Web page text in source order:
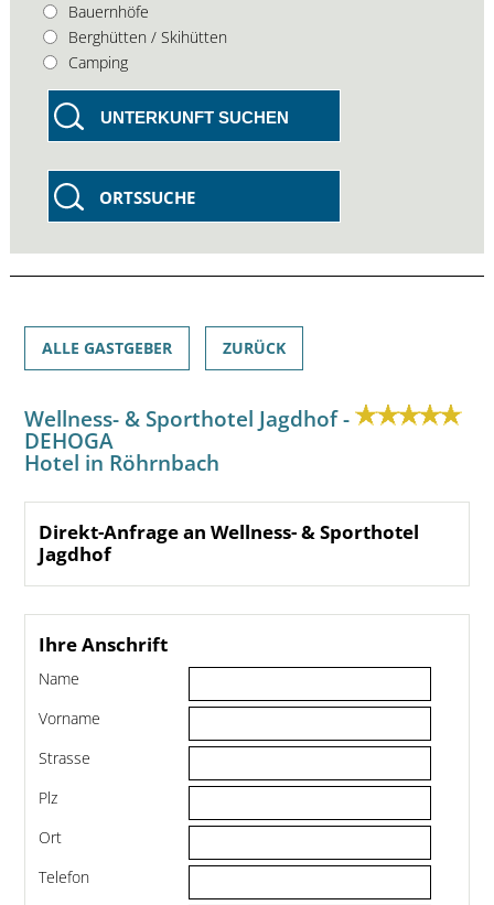
Bauernhöfe
Berghütten / Skihütten
Camping
UNTERKUNFT SUCHEN
ORTSSUCHE
ALLE GASTGEBER ZURÜCK
Wellness- & Sporthotel Jagdhof -
DEHOGA
Hotel in Röhrnbach
Direkt-Anfrage an Wellness- & Sporthotel
Jagdhof
Ihre Anschrift
Name
Vorname
Strasse
Plz
Ort
Telefon